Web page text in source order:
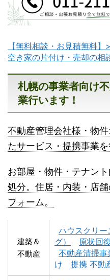
白老町不用品回収
八雲町不用品回収
【無料相談・お見積無料
空き家の片付け・売却の相
札幌の事業者向け
業行います！
不動産管理会社様・物
たサービス・提携事業を
お部屋・物件・テナン
処分。住居・内装・店
フォーム。
建築＆
不動産
ハウスクリ
グ）
原状回
不動産清掃事
け
提携 不動